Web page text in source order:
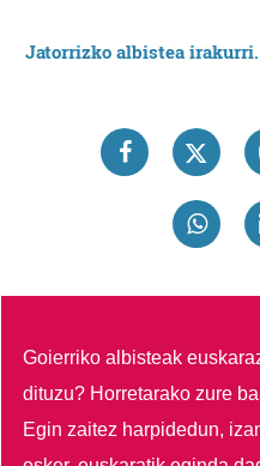
Jatorrizko albistea irakurri.
Goierriko albisteak
dituzu? Horretarako zure
Egin zaitez harpidedun,